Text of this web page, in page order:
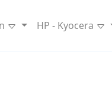
HP - Kyocera